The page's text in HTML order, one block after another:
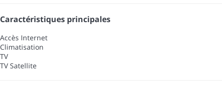
Caractéristiques principales
Accès Internet
Climatisation
TV
TV Satellite